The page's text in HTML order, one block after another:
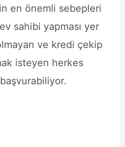
en önemli sebepleri
sahibi yapması yer
ve kredi çekip
isteyen herkes